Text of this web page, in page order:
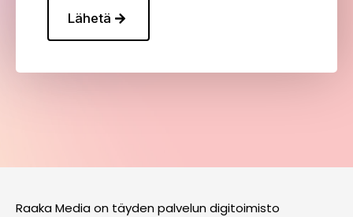
Lähetä
Raaka Media on täyden palvelun digitoimisto